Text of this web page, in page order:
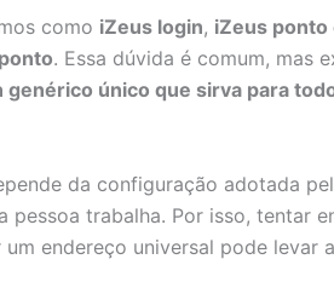
como iZeus login, iZeus
. Essa dúvida é comum, mas
genérico único que sirva para
da configuração adotada
pessoa trabalha. Por isso, tentar
endereço universal pode levar